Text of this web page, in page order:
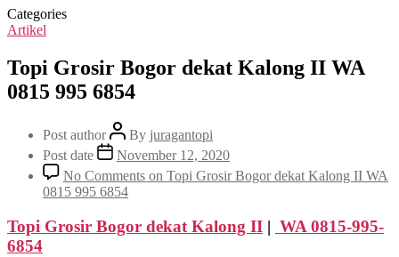
Categories
Artikel
Topi Grosir Bogor dekat Kalong II WA
0815 995 6854
Post author By juragantopi
Post date
November 12, 2020
No Comments on Topi Grosir Bogor dekat Kalong II WA
0815 995 6854
Topi Grosir Bogor dekat Kalong II | WA 0815-995-
6854